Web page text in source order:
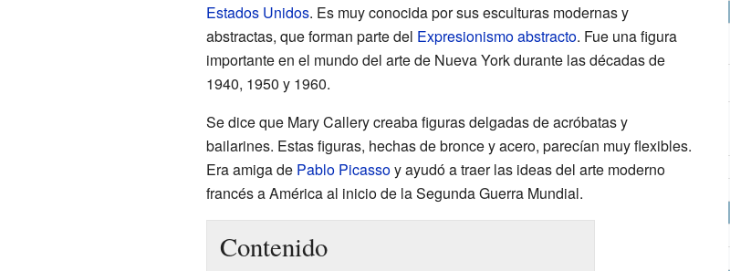
Estados Unidos. Es muy conocida por sus esculturas modernas y
abstractas, que forman parte del Expresionismo abstracto. Fue una figura
importante en el mundo del arte de Nueva York durante las décadas de
1940, 1950 y 1960.
Se dice que Mary Callery creaba figuras delgadas de acróbatas y
bailarines. Estas figuras, hechas de bronce y acero, parecían muy flexibles.
Era amiga de Pablo Picassoy ayudó a traer las ideas del arte moderno
francés a América al inicio de la Segunda Guerra Mundial.
Contenido